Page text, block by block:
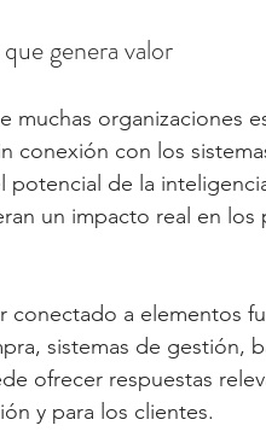
genera valor
muchas organizaciones
conexión con los
de la
un impacto real en los
a elementos
sistemas de gestión,
ofrecer respuestas
y para los clientes.